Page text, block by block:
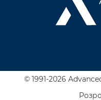
© 1991-2026